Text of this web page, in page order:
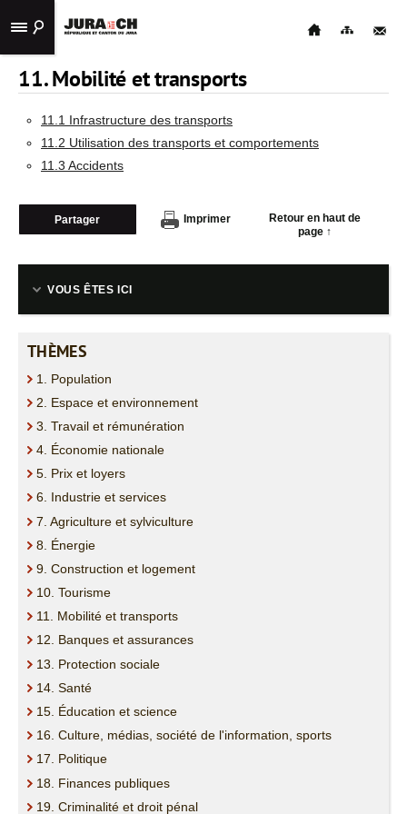
ACCUEIL
PUBLICATIONS
UTILES
NAVIGATION
11. Mobilité et transports
11.1 Infrastructure des transports
11.2 Utilisation des transports et comportements
11.3 Accidents
Partager Imprimer
Retour en haut de
page ↑
VOUS ÊTES ICI
THÈMES
1. Population
2. Espace et environnement
3. Travail et rémunération
4. Économie nationale
5. Prix et loyers
6. Industrie et services
7. Agriculture et sylviculture
8. Énergie
9. Construction et logement
10. Tourisme
11. Mobilité et transports
12. Banques et assurances
13. Protection sociale
14. Santé
15. Éducation et science
16. Culture, médias, société de l'information, sports
17. Politique
18. Finances publiques
19. Criminalité et droit pénal